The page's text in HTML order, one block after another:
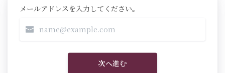
メールアドレスを入力してください。
次へ進む